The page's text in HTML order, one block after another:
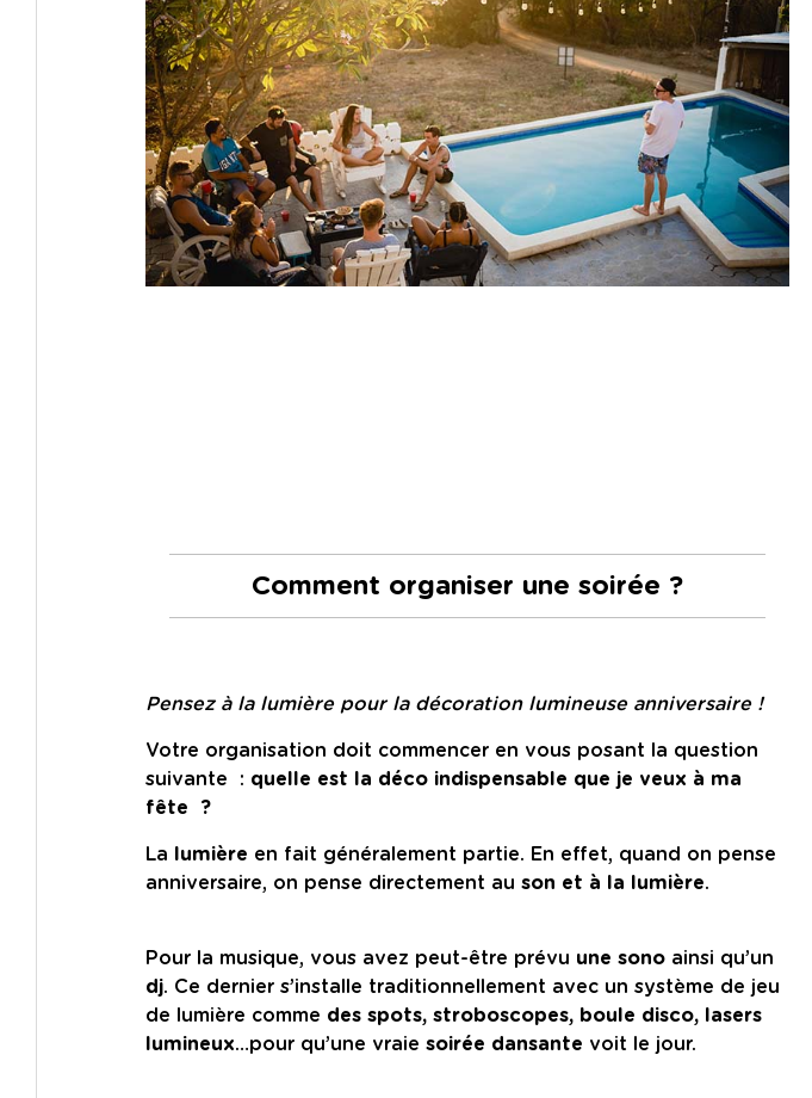
Comment organiser une soirée ?
Pensez à la lumière pour la décoration lumineuse anniversaire !
Votre organisation doit commencer en vous posant la question
suivante : quelle est la déco indispensable que je veux à ma
fête ?
La lumière en fait généralement partie. En effet, quand on pense
anniversaire, on pense directement au son et à la lumière.
Pour la musique, vous avez peut-être prévu une sono ainsi qu’un
dj. Ce dernier s’installe traditionnellement avec un système de jeu
de lumière comme des spots, stroboscopes, boule disco, lasers
lumineux…pour qu’une vraie soirée dansante voit le jour.